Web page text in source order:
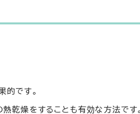
的です。
乾燥をすることも有効な方法です。